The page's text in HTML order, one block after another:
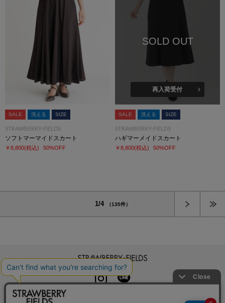
SALE 洗える SIZE
STRAWBERRY-FIELDS
ソフトマーマイドスカート
￥8,800(税込) 50%OFF
SOLD OUT
再入荷受付
SALE 洗える SIZE
STRAWBERRY-FIELDS
ハギマーメイドスカート
￥8,800(税込) 50%OFF
1/4 （135件）
INSTAGRAM
LINE